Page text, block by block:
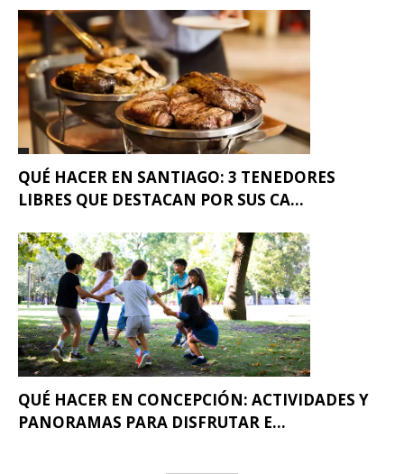
QUÉ HACER EN SANTIAGO: 3 TENEDORES
LIBRES QUE DESTACAN POR SUS CA...
QUÉ HACER EN CONCEPCIÓN: ACTIVIDADES Y
PANORAMAS PARA DISFRUTAR E...